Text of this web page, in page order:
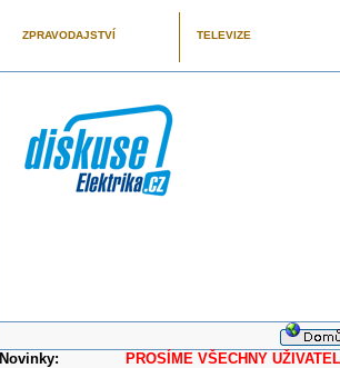
ZPRAVODAJSTVÍ TELEVIZE
Novinky: PROSÍME VŠECHNY UŽIVATELE,